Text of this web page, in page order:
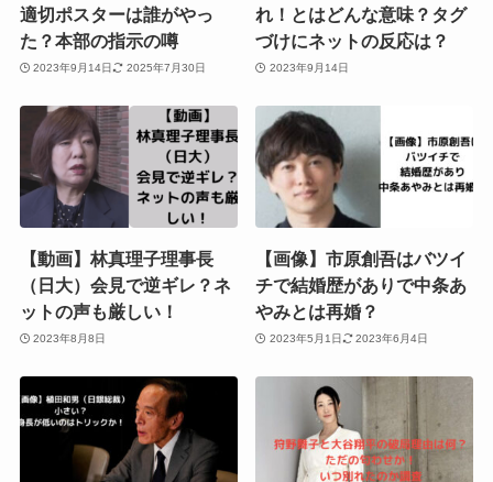
適切ポスターは誰がやっ
た？本部の指示の噂
2023年9月14日 2025年7月30日
れ！とはどんな意味？タグ
づけにネットの反応は？
2023年9月14日
【動画】林真理子理事長
（日大）会見で逆ギレ？ネ
ットの声も厳しい！
2023年8月8日
【画像】市原創吾はバツイ
チで結婚歴がありで中条あ
やみとは再婚？
2023年5月1日 2023年6月4日